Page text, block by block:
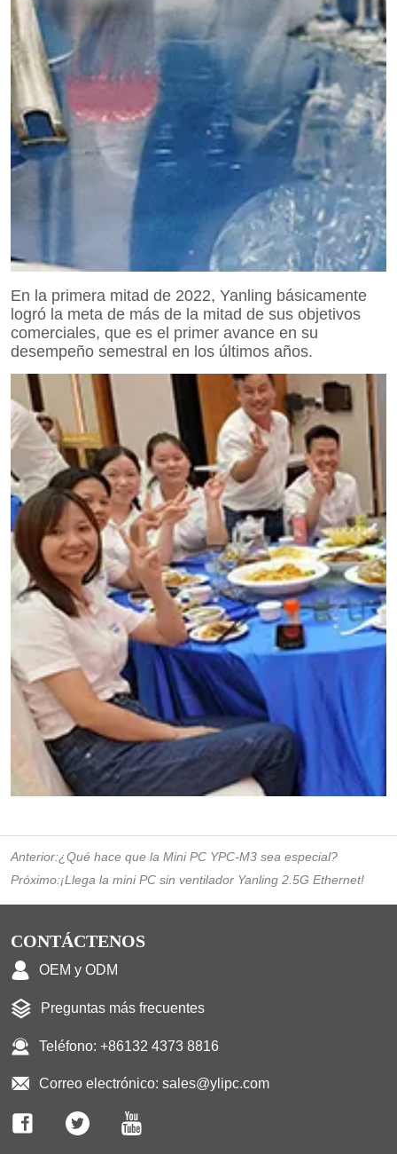
Anterior:¿Qué hace que la Mini PC YPC-M3 sea especial?
Próximo:¡Llega la mini PC sin ventilador Yanling 2.5G Ethernet!
CONTÁCTENOS
OEM y ODM
Preguntas más frecuentes
Teléfono: +86132 4373 8816
Correo electrónico: sales@ylipc.com